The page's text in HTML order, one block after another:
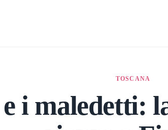
TOSCANA
i maledetti: